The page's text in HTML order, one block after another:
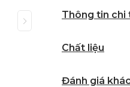
Thông tin chi
Chất liệu
Đánh giá